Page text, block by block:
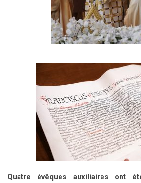
Quatre évêques auxiliaires ont